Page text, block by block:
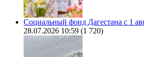
Социальный фонд Дагестана с 1
28.07.2026 10:59 (1 720)